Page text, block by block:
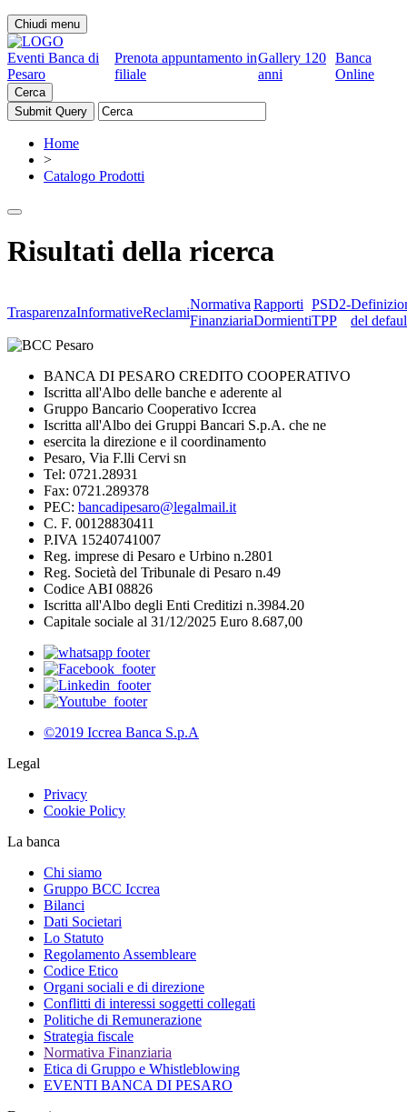
Chiudi menu
Eventi Banca di
Pesaro
Prenota appuntamento in
filiale
Gallery 120
anni
Banca
Online
Cerca
Home
>
Catalogo Prodotti
Risultati della ricerca
TrasparenzaInformativeReclami
Normativa
Finanziaria
Rapporti
Dormienti
PSD2-
TPP
del
BANCA DI PESARO CREDITO COOPERATIVO
Iscritta all'Albo delle banche e aderente al
Gruppo Bancario Cooperativo Iccrea
Iscritta all'Albo dei Gruppi Bancari S.p.A. che ne
esercita la direzione e il coordinamento
Pesaro, Via F.lli Cervi sn
Tel: 0721.28931
Fax: 0721.289378
PEC: bancadipesaro@legalmail.it
C. F. 00128830411
P.IVA 15240741007
Reg. imprese di Pesaro e Urbino n.2801
Reg. Società del Tribunale di Pesaro n.49
Codice ABI 08826
Iscritta all'Albo degli Enti Creditizi n.3984.20
Capitale sociale al 31/12/2025 Euro 8.687,00
©2019 Iccrea Banca S.p.A
Legal
Privacy
Cookie Policy
La banca
Chi siamo
Gruppo BCC Iccrea
Bilanci
Dati Societari
Lo Statuto
Regolamento Assembleare
Codice Etico
Organi sociali e di direzione
Conflitti di interessi soggetti collegati
Politiche di Remunerazione
Strategia fiscale
Normativa Finanziaria
Etica di Gruppo e Whistleblowing
EVENTI BANCA DI PESARO